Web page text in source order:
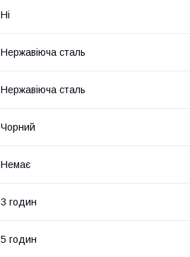
Ні
Нержавіюча сталь
Нержавіюча сталь
Чорний
Немає
3 годин
5 годин